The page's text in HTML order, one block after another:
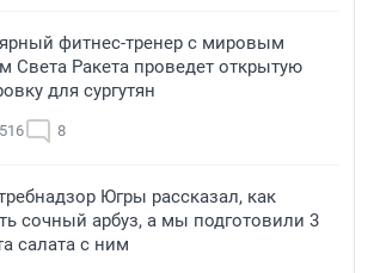
фитнес-тренер с мировым
Света Ракета проведет открытую
для сургутян
8
Югры рассказал, как
сочный арбуз, а мы подготовили 3
салата с ним